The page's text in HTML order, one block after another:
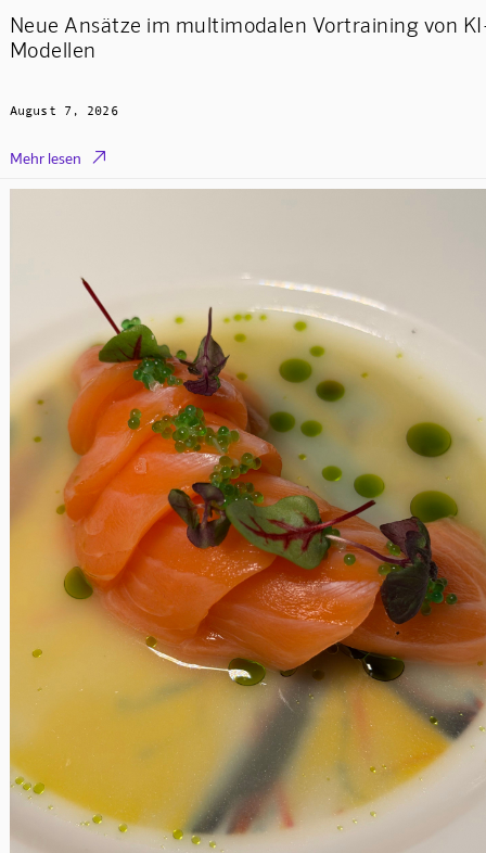
Neue Ansätze im multimodalen Vortraining von
Modellen
August 7, 2026
Mehr lesen 